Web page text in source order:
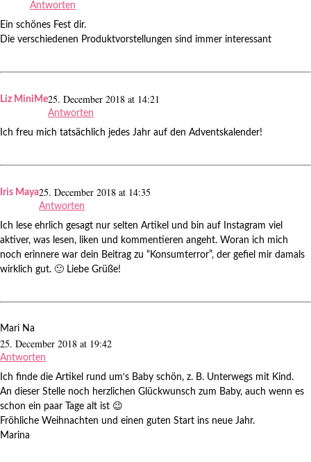
Antworten
Ein schönes Fest dir.
Die verschiedenen Produktvorstellungen sind immer interessant
Liz MiniMe25. December 2018 at 14:21
Antworten
Ich freu mich tatsächlich jedes Jahr auf den Adventskalender!
Iris Maya25. December 2018 at 14:35
Antworten
Ich lese ehrlich gesagt nur selten Artikel und bin auf Instagram viel
aktiver, was lesen, liken und kommentieren angeht. Woran ich mich
noch erinnere war dein Beitrag zu “Konsumterror”, der gefiel mir damals
wirklich gut. 🙂 Liebe Grüße!
Mari Na
25. December 2018 at 19:42
Antworten
Ich finde die Artikel rund um‘s Baby schön, z. B. Unterwegs mit Kind.
An dieser Stelle noch herzlichen Glückwunsch zum Baby, auch wenn es
schon ein paar Tage alt ist 😉
Fröhliche Weihnachten und einen guten Start ins neue Jahr.
Marina